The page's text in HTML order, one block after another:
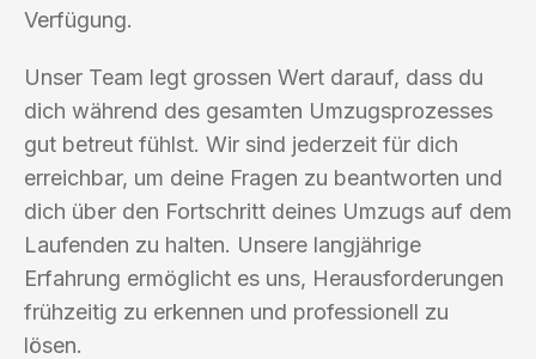
Verfügung.
Unser Team legt grossen Wert darauf, dass du
dich während des gesamten Umzugsprozesses
gut betreut fühlst. Wir sind jederzeit für dich
erreichbar, um deine Fragen zu beantworten und
dich über den Fortschritt deines Umzugs auf dem
Laufenden zu halten. Unsere langjährige
Erfahrung ermöglicht es uns, Herausforderungen
frühzeitig zu erkennen und professionell zu
lösen.